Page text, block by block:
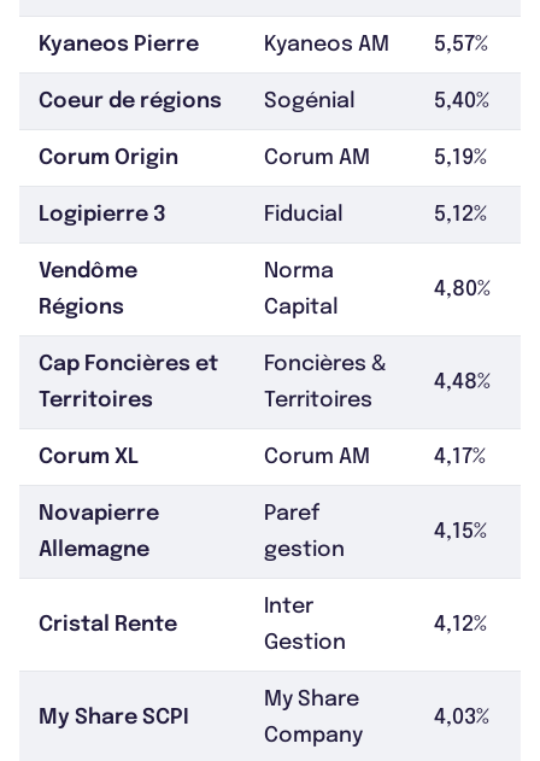
Kyaneos Pierre Kyaneos AM 5,57%
Coeur de régions Sogénial 5,40%
Corum Origin Corum AM 5,19%
Logipierre 3 Fiducial 5,12%
Vendôme
Régions
Norma
Capital
4,80%
Cap Foncières et
Territoires
Foncières &
Territoires
4,48%
Corum XL Corum AM 4,17%
Novapierre
Allemagne
Paref
gestion
4,15%
Cristal Rente
Inter
Gestion
4,12%
My Share SCPI
My Share
Company
4,03%